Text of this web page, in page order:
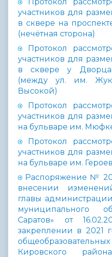
участников для
в сквере на
(нечётная сторона)
Протокол
участников для
в сквере у Дворца
(между ул. им.
Высокой)
Протокол
участников для
на бульваре им.
Протокол
участников для
на бульваре им.
Распоряжение №
внесении
главы
муниципального
Саратов» от
закреплении в 2021
Кировского